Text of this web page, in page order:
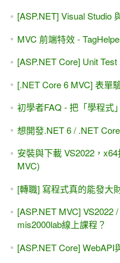
[ASP.NET] Visual Studio
MVC 前端特效 -
[ASP.NET Core] Unit
[.NET Core 6 MVC] 表單
初學者FAQ - 把「學程式
想開發.NET 6 / .NET
安裝與下載 VS2022，
MVC)
[轉職] 寫程式真的能發大
[ASP.NET MVC] VS2022
mis2000lab線上課程？
[ASP.NET Core] WebAPI